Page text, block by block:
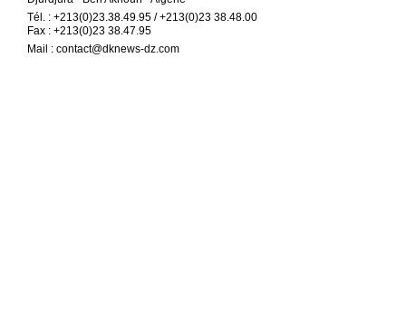
Tél. : +213(0)23.38.49.95 / +213(0)23 38.48.00
Fax : +213(0)23 38.47.95
Mail : contact@dknews-dz.com